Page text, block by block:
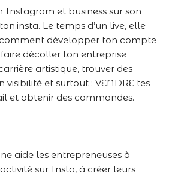
Instagram et business sur son
Le temps d’un live, elle
développer ton compte
décoller ton entreprise
artistique, trouver des
visibilité et surtout : VENDRE tes
et obtenir des commandes.
aide les entrepreneuses à
sur Insta, à créer leurs